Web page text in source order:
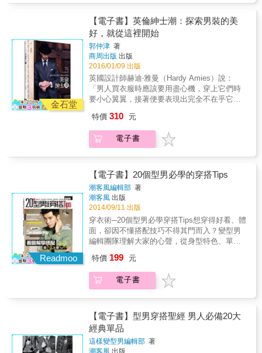
熟優雅氣質；改用手提托特包，切記，別再讓
背包肩帶壓皺上衣摺痕！ 本書不僅提供滿滿的
紳士選物知識，更是生活實踐的絕佳必備指
南。時尚的世界走得愈來愈快，紳士風格卻能
經典雋永。若你喜歡放慢腳步，透過日常道具
微微傳遞個人品味，相信你已懂得紳裝風格的
基本美學。
一蹴可幾。 本書談的不是伸展台上的稍縱即
逝， 而是都會型男們每天最實用的穿搭建議，
是輕熟男踏入時尚殿堂的最佳指南。 如果你脫
離了T-shirt、牛仔褲、球鞋就顯得不知所措；
如果你想穿著得宜出眾，又不想招搖過市； 追
隨英倫時尚的風向球去尋找靈感，是最萬無一
失的方法。 打開本書，和我們一起發現男裝、
探索男裝。從這裡開始。從倫敦開始。 & 【本
書特色】 & －9個紳士必備的單品，帶你從歷
史、文化及實用的角度來解構專屬於男人的英
英倫紳士們衣櫃裏的祕密； －20個倫敦型男親
身演繹35個最經典的London Look, 帶你體會令
人無法抗拒的英倫紳士風格。
金石堂
【電子書】英倫紳士潮：探索男裝的美
好，就從這裡開始
郭仲津 著
商周出版 出版
2016/01/09 出版
英國設計師赫迪‧雅曼（Hardy Amies）說：
「男人買衣服時應該要用盡心機，穿上它們時
要小心翼翼，接著便要表現出完全不在乎它們
說：「談到男裝，我是一個標準的親英主義
者。如果我沒有設計自己的男裝系列，我的整
個衣櫃將會完全充滿來自薩維爾街的衣服。」
一蹴可幾。 本書談的不是伸展台上的稍縱即
逝， 而是都會型男們每天最實用的穿搭建議，
是輕熟男踏入時尚殿堂的最佳指南。 如果你脫
離了T-shirt、牛仔褲、球鞋就顯得不知所措；
如果你想穿著得宜出眾，又不想招搖過市； 追
隨英倫時尚的風向球去尋找靈感，是最萬無一
失的方法。 打開本書，和我們一起發現男裝、
探索男裝。從這裡開始。從倫敦開始。 & 【本
書特色】 & －9個紳士必備的單品，帶你從歷
倫風情； －10位時尚人士現身說法，帶你打開
英倫紳士們衣櫃裏的祕密； －20個倫敦型男親
身演繹35個最經典的London Look, 帶你體會令
人無法抗拒的英倫紳士風格。
特價 310 元
電子書
Readmoo
【電子書】20個型男必學的穿搭Tips
潮客風編輯部 著
潮客風 出版
2014/09/11 出版
穿衣術─20個型男必學穿搭Tips想穿得好看、體
面，卻因不懂搭配技巧不得其門而入？變型男
編輯團隊理解大家的心聲，從身型特色、單品
實用的20個穿搭Tips，解析型男們帥氣有型的
時尚風格！造型術─5大潮人穿搭攻略網羅現今
時尚界討論度最高、最火紅的五位型男：時尚
新秀Marcel Floruss、印花搭配王者Simone
Marchetti，為你揭開世界級潮男時髦的造型密
技。選衣術─由體型學穿搭！5種常見身型的穿
搭建議雜誌男模各個高瘦比例佳，怎麼穿就是
特價 199 元
電子書
【電子書】型男穿搭聖經 男人必備20大
經典單品
這樣變型男編輯部 著